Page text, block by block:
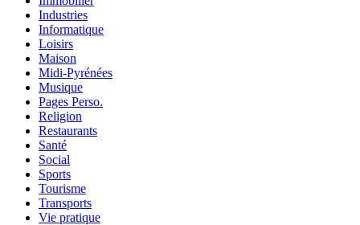
Industries
Informatique
Loisirs
Maison
Midi-Pyrénées
Musique
Pages Perso.
Religion
Restaurants
Santé
Social
Sports
Tourisme
Transports
Vie pratique